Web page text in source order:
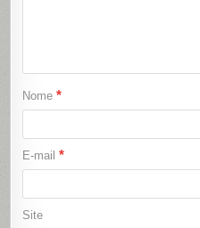
Nome*
E-mail*
Site